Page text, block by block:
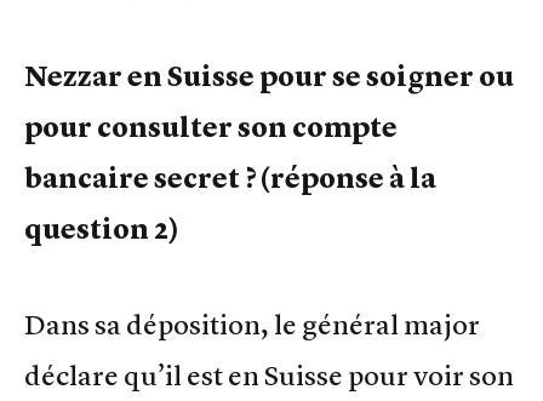
Nezzar en Suisse pour se soigner ou
pour consulter son compte
bancaire secret ? (réponse à la
question 2)
Dans sa déposition, le général major
déclare qu’il est en Suisse pour voir son